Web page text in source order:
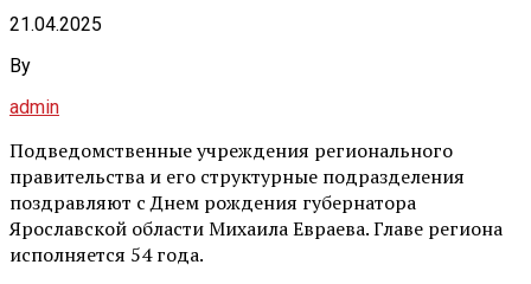
21.04.2025
By
admin
Подведомственные учреждения регионального
правительства и его структурные подразделения
поздравляют с Днем рождения губернатора
Ярославской области Михаила Евраева. Главе региона
исполняется 54 года.